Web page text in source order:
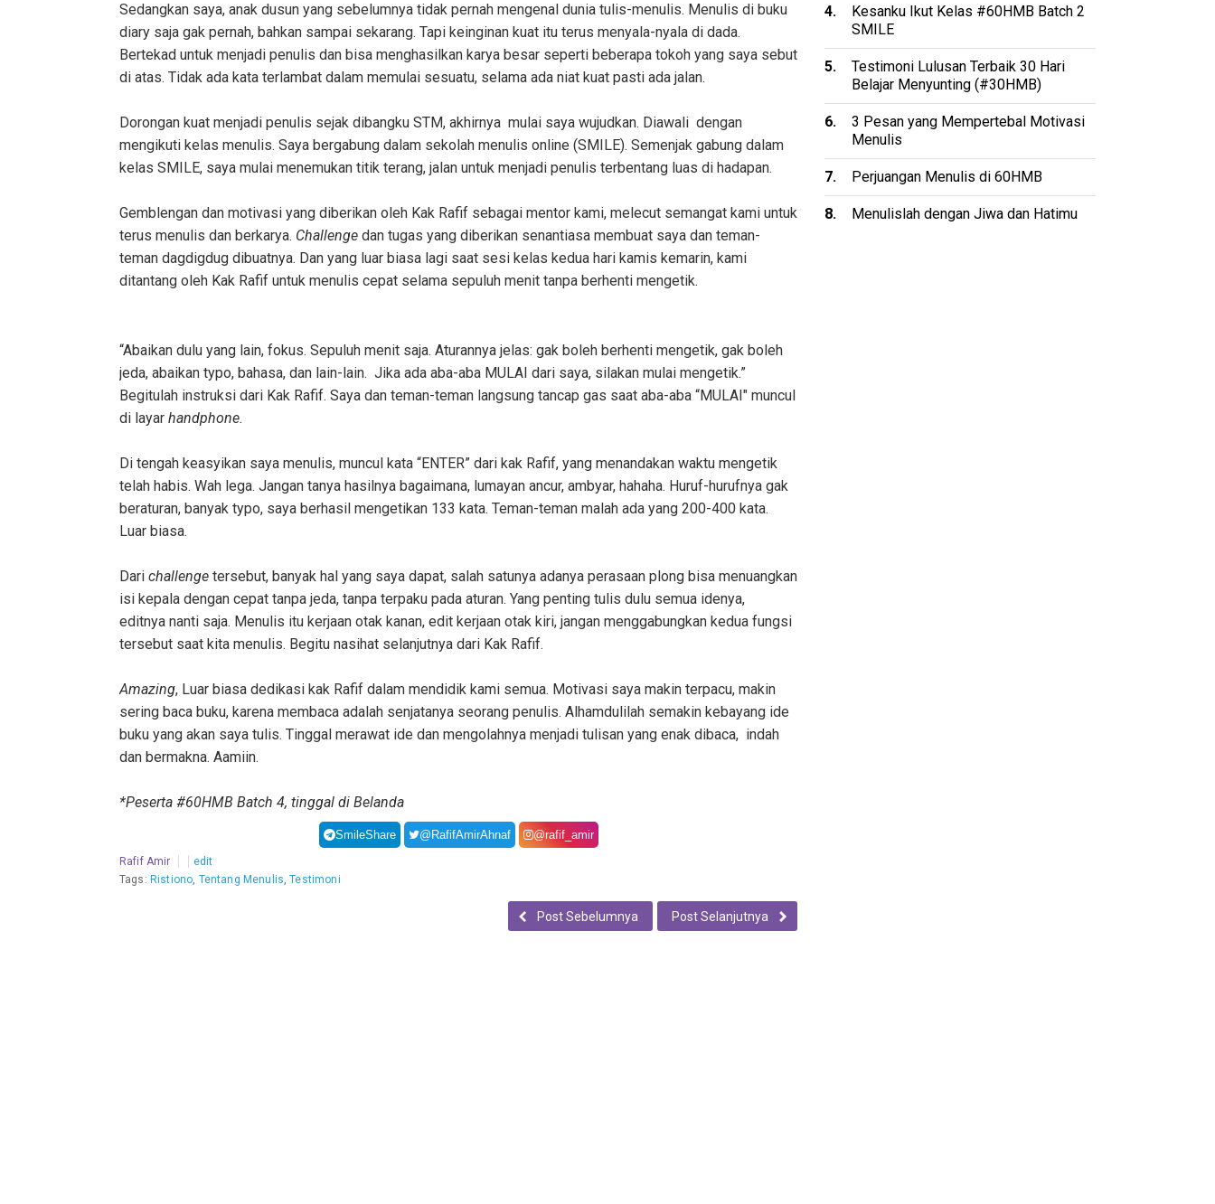
Sedangkan saya, anak dusun yang sebelumnya tidak pernah mengenal dunia tulis-menulis. Menulis di buku
diary saja gak pernah, bahkan sampai sekarang. Tapi keinginan kuat itu terus menyala-nyala di dada.
Bertekad untuk menjadi penulis dan bisa menghasilkan karya besar seperti beberapa tokoh yang saya sebut
di atas. Tidak ada kata terlambat dalam memulai sesuatu, selama ada niat kuat pasti ada jalan.
Dorongan kuat menjadi penulis sejak dibangku STM, akhirnya mulai saya wujudkan. Diawali dengan
mengikuti kelas menulis. Saya bergabung dalam sekolah menulis online (SMILE). Semenjak gabung dalam
kelas SMILE, saya mulai menemukan titik terang, jalan untuk menjadi penulis terbentang luas di hadapan.
Gemblengan dan motivasi yang diberikan oleh Kak Rafif sebagai mentor kami, melecut semangat kami untuk
terus menulis dan berkarya. Challenge dan tugas yang diberikan senantiasa membuat saya dan teman-
teman dagdigdug dibuatnya. Dan yang luar biasa lagi saat sesi kelas kedua hari kamis kemarin, kami
ditantang oleh Kak Rafif untuk menulis cepat selama sepuluh menit tanpa berhenti mengetik.
“Abaikan dulu yang lain, fokus. Sepuluh menit saja. Aturannya jelas: gak boleh berhenti mengetik, gak boleh
jeda, abaikan typo, bahasa, dan lain-lain. Jika ada aba-aba MULAI dari saya, silakan mulai mengetik.”
Begitulah instruksi dari Kak Rafif. Saya dan teman-teman langsung tancap gas saat aba-aba “MULAI" muncul
di layar handphone.
Di tengah keasyikan saya menulis, muncul kata “ENTER” dari kak Rafif, yang menandakan waktu mengetik
telah habis. Wah lega. Jangan tanya hasilnya bagaimana, lumayan ancur, ambyar, hahaha. Huruf-hurufnya gak
beraturan, banyak typo, saya berhasil mengetikan 133 kata. Teman-teman malah ada yang 200-400 kata.
Luar biasa.
Dari challenge tersebut, banyak hal yang saya dapat, salah satunya adanya perasaan plong bisa menuangkan
isi kepala dengan cepat tanpa jeda, tanpa terpaku pada aturan. Yang penting tulis dulu semua idenya,
editnya nanti saja. Menulis itu kerjaan otak kanan, edit kerjaan otak kiri, jangan menggabungkan kedua fungsi
tersebut saat kita menulis. Begitu nasihat selanjutnya dari Kak Rafif.
Amazing, Luar biasa dedikasi kak Rafif dalam mendidik kami semua. Motivasi saya makin terpacu, makin
sering baca buku, karena membaca adalah senjatanya seorang penulis. Alhamdulilah semakin kebayang ide
buku yang akan saya tulis. Tinggal merawat ide dan mengolahnya menjadi tulisan yang enak dibaca, indah
dan bermakna. Aamiin.
*Peserta #60HMB Batch 4, tinggal di Belanda
SmileShare @RafifAmirAhnaf @rafif_amir
Rafif Amir
edit
Tags: Ristiono, Tentang Menulis,Testimoni
Post Selanjutnya
Post Sebelumnya
Kesanku Ikut Kelas #60HMB Batch 2
SMILE
Testimoni Lulusan Terbaik 30 Hari
Belajar Menyunting (#30HMB)
3 Pesan yang Mempertebal Motivasi
Menulis
Perjuangan Menulis di 60HMB
Menulislah dengan Jiwa dan Hatimu